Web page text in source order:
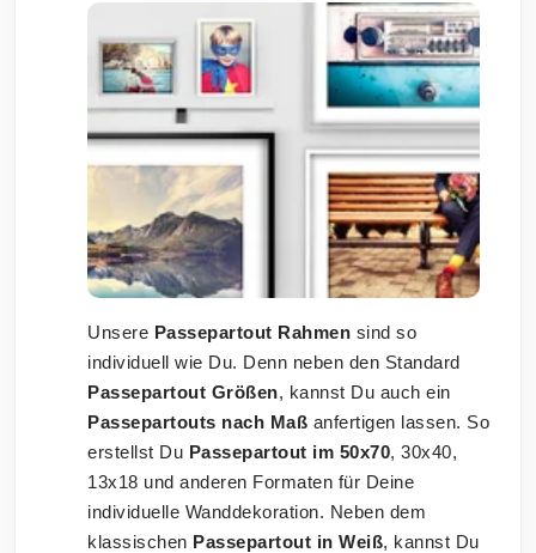
Unsere Passepartout Rahmen sind so
individuell wie Du. Denn neben den Standard
Passepartout Größen, kannst Du auch ein
Passepartouts nach Maß anfertigen lassen. So
erstellst Du Passepartout im 50x70, 30x40,
13x18 und anderen Formaten für Deine
individuelle Wanddekoration. Neben dem
klassischen Passepartout in Weiß, kannst Du